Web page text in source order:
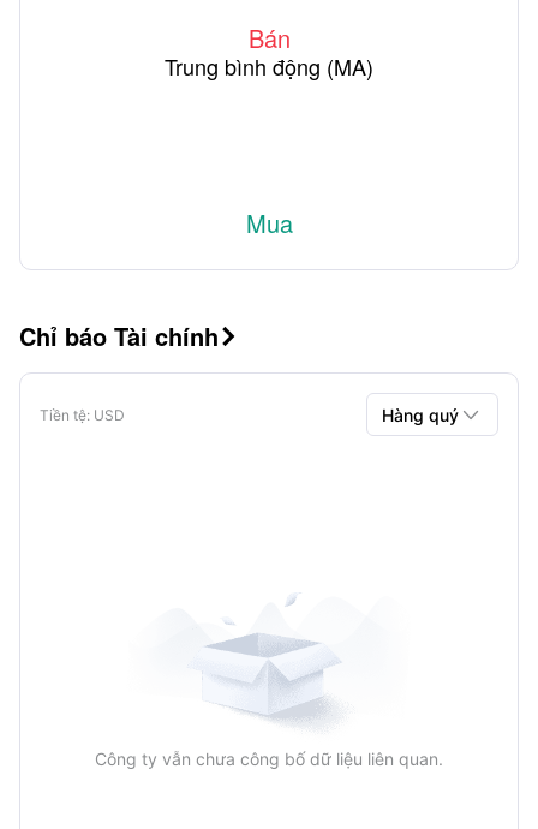
Bán
Trung bình động (MA)
Mua
Chỉ báo Tài chính 
Tiền tệ: USD Hàng quý 
Công ty vẫn chưa công bố dữ liệu liên quan.